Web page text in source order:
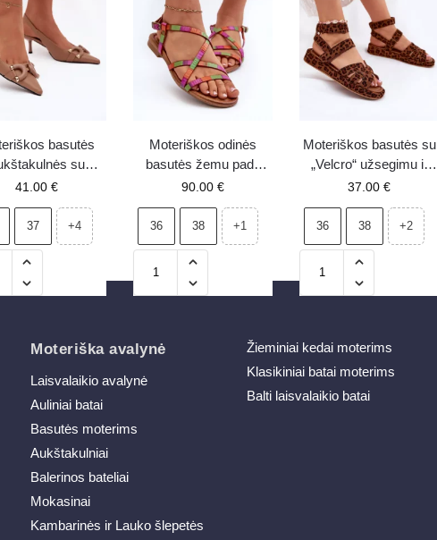
basutės
su
detale
41.00€
37 +4
Moteriškos odinės
basutės žemu padu
Maciejka 06635-39
90.00€
36 38 +1
Moteriškos basutės su
„Velcro“ užsegimu ir
leopardiniu raštu
37.00€
36 38 +2
Moteriška avalynė
Laisvalaikio avalynė
Auliniai batai
Basutės moterims
Aukštakulniai
Balerinos bateliai
Mokasinai
Kambarinės ir Lauko šlepetės
Žieminiai kedai moterims
Klasikiniai batai moterims
Balti laisvalaikio batai